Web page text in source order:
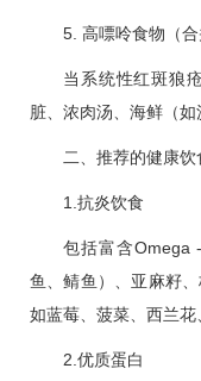
5. 高嘌呤食物（合
当系统性红斑狼
脏、浓肉汤、海鲜（如
二、推荐的健康饮
1.抗炎饮食
包括富含Omega
鱼、鲭鱼）、亚麻籽
如蓝莓、菠菜、西兰花
2.优质蛋白